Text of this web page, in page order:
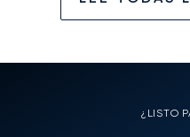
¿LISTO